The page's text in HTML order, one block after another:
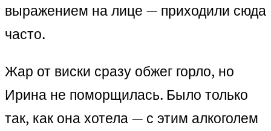
выражением на лице — приходили сюда
часто.
Жар от виски сразу обжег горло, но
Ирина не поморщилась. Было только
так, как она хотела — с этим алкоголем